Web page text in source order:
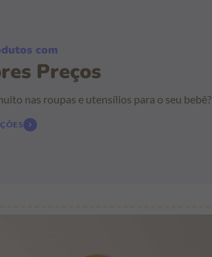
com
Preços
nas roupas e utensílios para o seu bebê?